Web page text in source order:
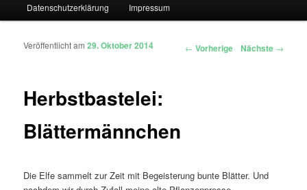
Datenschutzerklärung Impressum
Artikelnavigation ← Vorherige Nächste →
Herbstbastelei:
Blättermännchen
Veröffentlicht am29. Oktober 2014
Die Elfe sammelt zur Zeit mit Begeisterung bunte Blätter. Und